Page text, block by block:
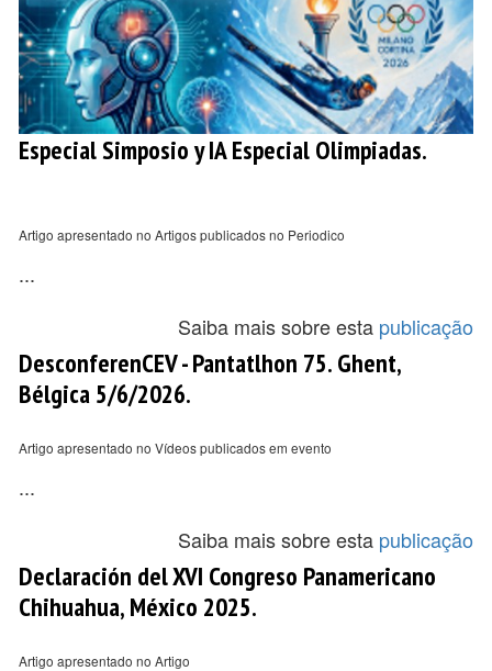
Especial Simposio y IA Especial Olimpiadas.
Artigo apresentado no Artigos publicados no Periodico
...
Saiba mais sobre esta publicação
DesconferenCEV - Pantatlhon 75. Ghent,
Bélgica 5/6/2026.
Artigo apresentado no Vídeos publicados em evento
...
Saiba mais sobre esta publicação
Declaración del XVI Congreso Panamericano
Chihuahua, México 2025.
Artigo apresentado no Artigo